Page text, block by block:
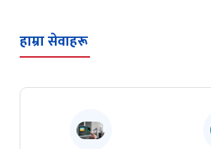
हाम्रा सेवाहरू